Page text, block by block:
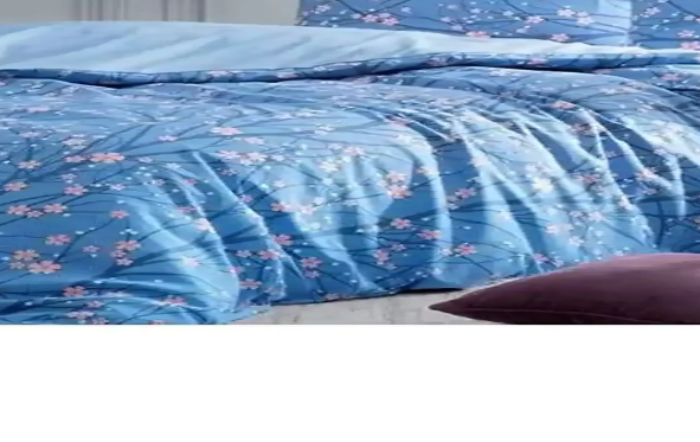
Karşılaştırması ve Kullanım İpuçları
güvenlik, fiyat ve tasarım özellikleriyle en iyi seçimi yapmanıza yardımcı oluyoruz.
Boyama Setleri Karşılaştırması ve Özellikleri
içerikleri ve kullanıcı yorumlarıyla en iyi seçimi yapmanızı sağlar.
Geliştiren Eğitici Malzeme
artıran güvenli ve dayanıklı 208 parçalık boyama seti, eğlence ve eğitimi bir arada sunar.
Kulaklı Çocuk Bornozlarının Karşılaştırması